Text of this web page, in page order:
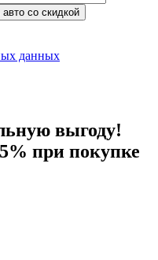
Купить авто со скидкой
данных
выгоду!
при покупке